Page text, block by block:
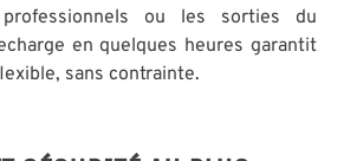
professionnels ou les sorties du
en quelques heures garantit
sans contrainte.